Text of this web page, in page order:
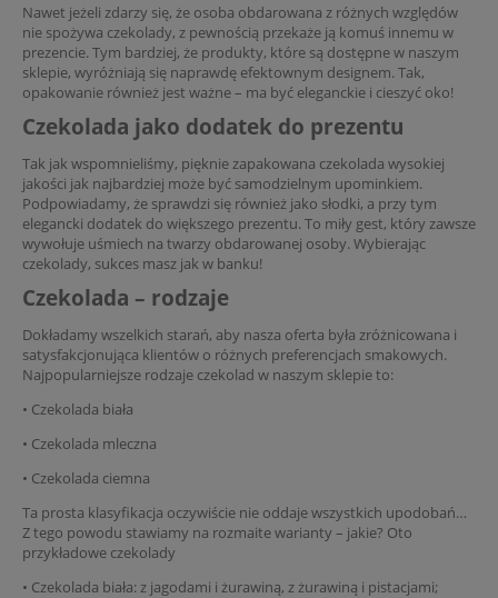
Nawet jeżeli zdarzy się, że osoba obdarowana z różnych względów
nie spożywa czekolady, z pewnością przekaże ją komuś innemu w
prezencie. Tym bardziej, że produkty, które są dostępne w naszym
sklepie, wyróżniają się naprawdę efektownym designem. Tak,
opakowanie również jest ważne – ma być eleganckie i cieszyć oko!
Czekolada jako dodatek do prezentu
Tak jak wspomnieliśmy, pięknie zapakowana czekolada wysokiej
jakości jak najbardziej może być samodzielnym upominkiem.
Podpowiadamy, że sprawdzi się również jako słodki, a przy tym
elegancki dodatek do większego prezentu. To miły gest, który zawsze
wywołuje uśmiech na twarzy obdarowanej osoby. Wybierając
czekolady, sukces masz jak w banku!
Czekolada – rodzaje
Dokładamy wszelkich starań, aby nasza oferta była zróżnicowana i
satysfakcjonująca klientów o różnych preferencjach smakowych.
Najpopularniejsze rodzaje czekolad w naszym sklepie to:
• Czekolada biała
• Czekolada mleczna
• Czekolada ciemna
Ta prosta klasyfikacja oczywiście nie oddaje wszystkich upodobań…
Z tego powodu stawiamy na rozmaite warianty – jakie? Oto
przykładowe czekolady
• Czekolada biała: z jagodami i żurawiną, z żurawiną i pistacjami;